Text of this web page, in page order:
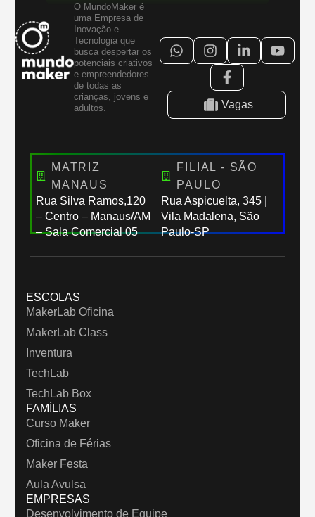
O MundoMaker é
uma Empresa de
Inovação e
Tecnologia que
busca despertar os
potenciais criativos
e empreendedores
de todas as
crianças, jovens e
adultos.
Vagas
MATRIZ
MANAUS
Rua Silva Ramos,120
– Centro – Manaus/AM
– Sala Comercial 05
FILIAL - SÃO
PAULO
Rua Aspicuelta, 345 |
Vila Madalena, São
Paulo-SP
ESCOLAS
MakerLab Oficina
MakerLab Class
Inventura
TechLab
TechLab Box
FAMÍLIAS
Curso Maker
Oficina de Férias
Maker Festa
Aula Avulsa
EMPRESAS
Desenvolvimento de Equipe